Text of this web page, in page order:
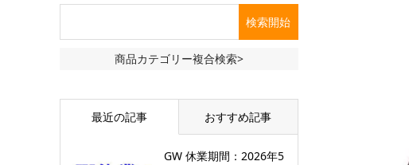
商品カテゴリー複合検索>
最近の記事 おすすめ記事
GW 休業期間：2026年5